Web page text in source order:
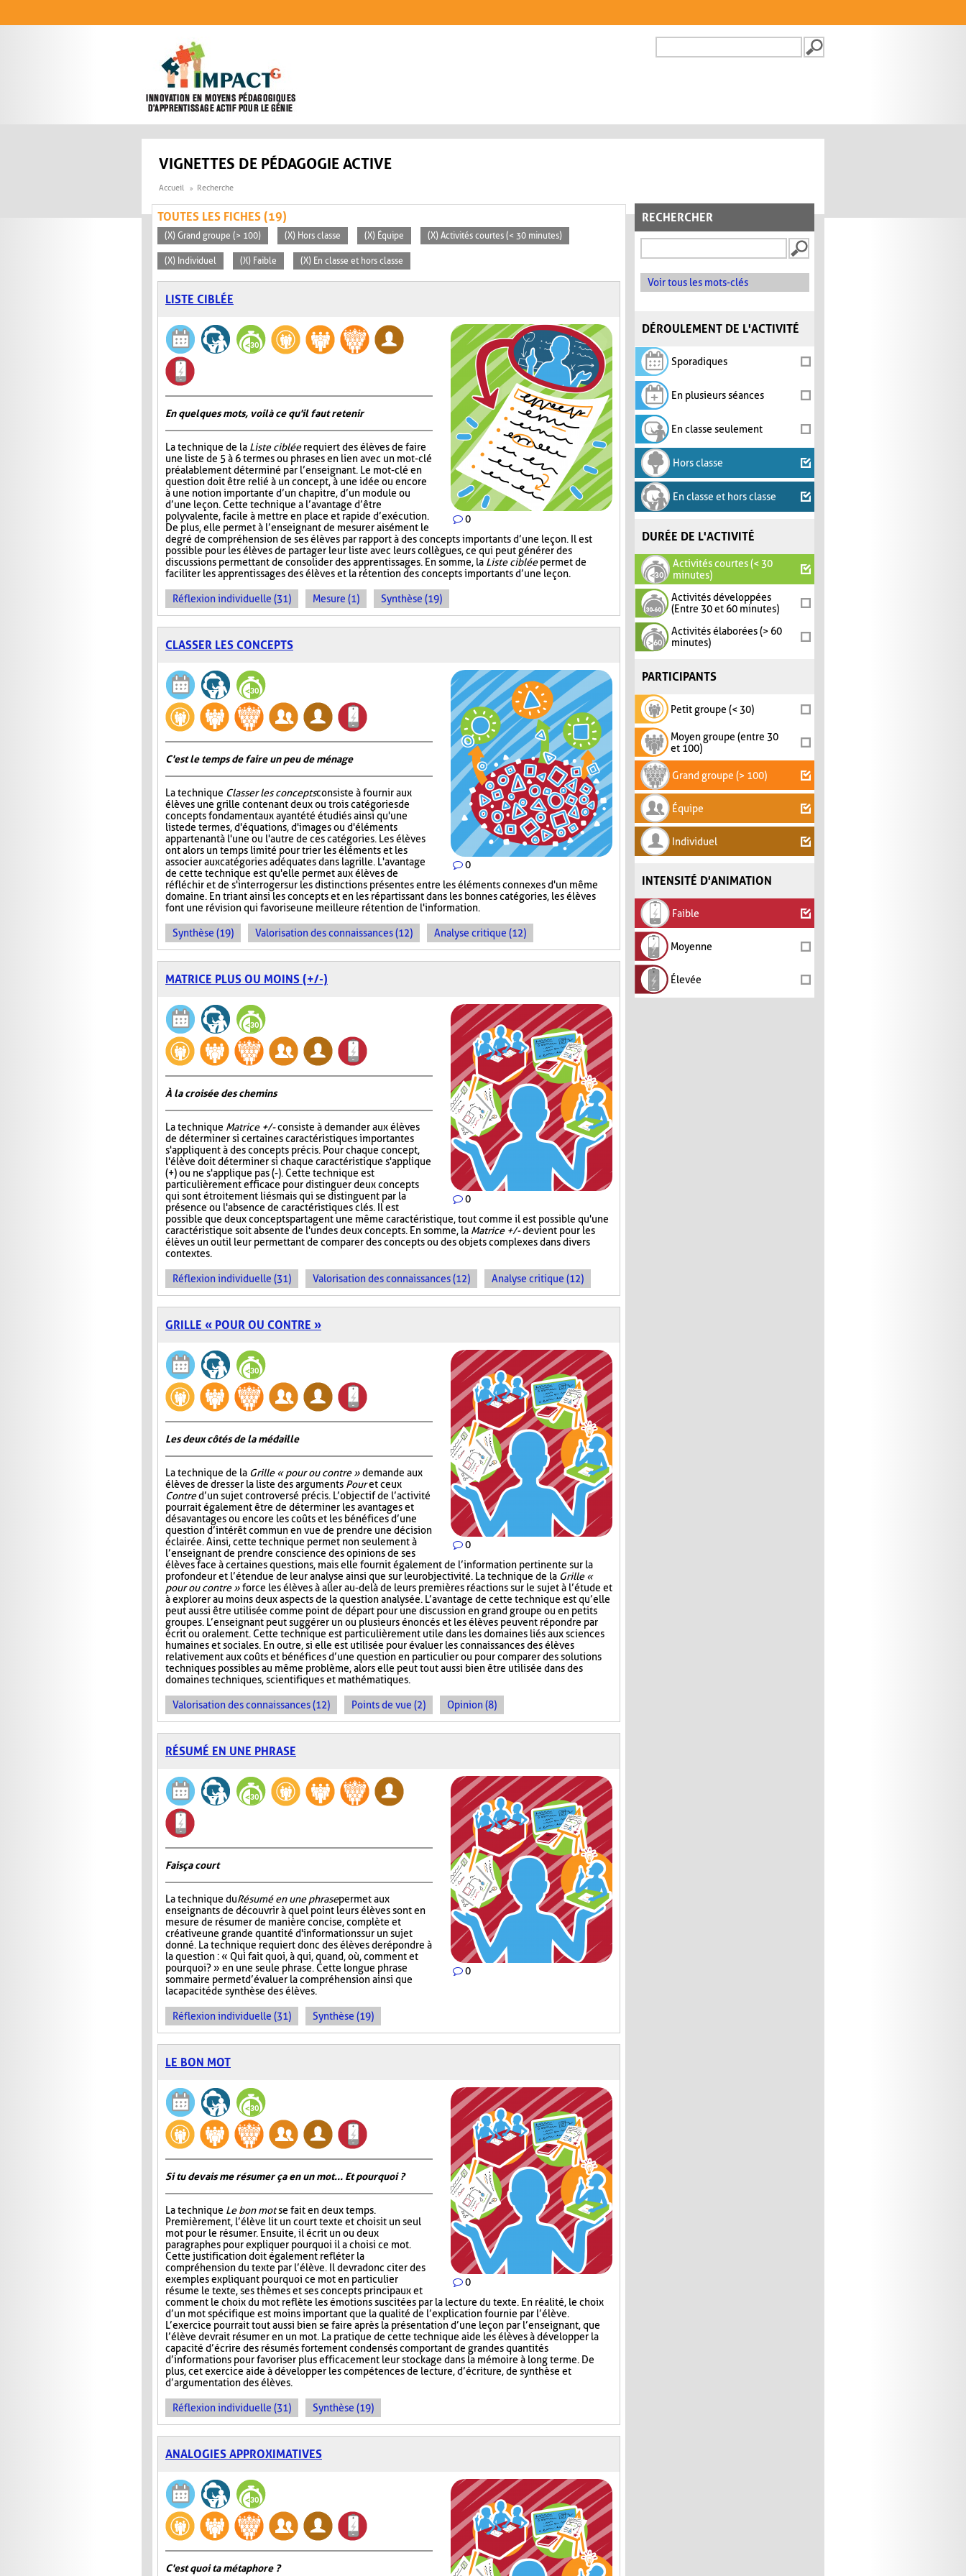
FORMULAIRE DE
VIGNETTES DE PÉDAGOGIE ACTIVE
Accueil Recherche
RECHERCHER
Voir tous les mots-clés
DÉROULEMENT DE L'ACTIVITÉ
Sporadiques
En plusieurs séances
En classe seulement
Hors classe
En classe et hors classe
DURÉE DE L'ACTIVITÉ
Activités courtes (< 30
minutes)
Activités développées
(Entre 30 et 60 minutes)
Activités élaborées (> 60
minutes)
PARTICIPANTS
Petit groupe (< 30)
Moyen groupe (entre 30
et 100)
Grand groupe (> 100)
Équipe
Individuel
INTENSITÉ D'ANIMATION
Faible
Moyenne
Élevée
TOUTES LES FICHES (19)
(X) Grand groupe (> 100) (X) Hors classe (X) Équipe (X) Activités courtes (< 30 minutes)
(X) Individuel (X) Faible (X) En classe et hors classe
LISTE CIBLÉE
0
En quelques mots, voilà ce qu'il faut retenir
La technique de la Liste cibléerequiert des élèves de faire
une liste de 5 à 6 termes ou phrases en lien avec un mot-clé
préalablement déterminé par l’enseignant. Le mot-clé en
question doit être relié à un concept, à une idée ou encore
à une notion importante d’un chapitre, d’un module ou
d’une leçon. Cette technique a l’avantage d’être
polyvalente, facile à mettre en place et rapide d’exécution.
De plus, elle permet à l’enseignant de mesurer aisément le
degré de compréhension de ses élèves par rapport à des concepts importants d’une leçon. Il est
possible pour les élèves de partager leur liste avec leurs collègues, ce qui peut générer des
discussions permettant de consolider des apprentissages. En somme, la Liste cibléepermet de
faciliter les apprentissages des élèves et la rétention des concepts importants d’une leçon.
Réflexion individuelle (31) Mesure (1) Synthèse (19)
CLASSER LES CONCEPTS
0
C'est le temps de faire un peu de ménage
La technique Classer les conceptsconsiste à fournir aux
élèves une grille contenant deux ou trois catégories de
concepts fondamentaux ayant été étudiés ainsi qu'une
liste de termes, d'équations, d'images ou d'éléments
appartenant à l'une ou l'autre de ces catégories. Les élèves
ont alors un temps limité pour trier les éléments et les
associer aux catégories adéquates dans la grille. L'avantage
de cette technique est qu'elle permet aux élèves de
réfléchir et de s'interroger sur les distinctions présentes entre les éléments connexes d'un même
domaine. En triant ainsi les concepts et en les répartissant dans les bonnes catégories, les élèves
font une révision qui favorise une meilleure rétention de l'information.
Synthèse (19) Valorisation des connaissances (12) Analyse critique (12)
MATRICE PLUS OU MOINS (+/-)
0
À la croisée des chemins
La technique Matrice +/-consiste à demander aux élèves
de déterminer si certaines caractéristiques importantes
s'appliquent à des concepts précis. Pour chaque concept,
l'élève doit déterminer si chaque caractéristique s'applique
(+) ou ne s'applique pas (-). Cette technique est
particulièrement efficace pour distinguer deux concepts
qui sont étroitement liés mais qui se distinguent par la
présence ou l'absence de caractéristiques clés. Il est
possible que deux concepts partagent une même caractéristique, tout comme il est possible qu'une
caractéristique soit absente de l'un des deux concepts. En somme, la Matrice +/-devient pour les
élèves un outil leur permettant de comparer des concepts ou des objets complexes dans divers
contextes.
Réflexion individuelle (31) Valorisation des connaissances (12) Analyse critique (12)
GRILLE « POUR OU CONTRE »
0
Les deux côtés de la médaille
La technique de la Grille « pour ou contre »demande aux
élèves de dresser la liste des arguments Pouret ceux
Contred’un sujet controversé précis. L’objectif de l’activité
pourrait également être de déterminer les avantages et
désavantages ou encore les coûts et les bénéfices d’une
question d’intérêt commun en vue de prendre une décision
éclairée. Ainsi, cette technique permet non seulement à
l’enseignant de prendre conscience des opinions de ses
élèves face à certaines questions, mais elle fournit également de l’information pertinente sur la
profondeur et l’étendue de leur analyse ainsi que sur leur objectivité. La technique de la Grille «
pour ou contre »force les élèves à aller au-delà de leurs premières réactions sur le sujet à l’étude et
à explorer au moins deux aspects de la question analysée. L’avantage de cette technique est qu’elle
peut aussi être utilisée comme point de départ pour une discussion en grand groupe ou en petits
groupes. L’enseignant peut suggérer un ou plusieurs énoncés et les élèves peuvent répondre par
écrit ou oralement. Cette technique est particulièrement utile dans les domaines liés aux sciences
humaines et sociales. En outre, si elle est utilisée pour évaluer les connaissances des élèves
relativement aux coûts et bénéfices d’une question en particulier ou pour comparer des solutions
techniques possibles au même problème, alors elle peut tout aussi bien être utilisée dans des
domaines techniques, scientifiques et mathématiques.
Valorisation des connaissances (12) Points de vue (2) Opinion (8)
RÉSUMÉ EN UNE PHRASE
0
Fais ça court
La technique duRésumé en une phrasepermet aux
enseignants de découvrir à quel point leurs élèves sont en
mesure de résumer de manière concise, complète et
créative une grande quantité d'informations sur un sujet
donné. La technique requiert donc des élèves de répondre à
la question : « Qui fait quoi, à qui, quand, où, comment et
pourquoi? » en une seule phrase. Cette longue phrase
sommaire permet d’évaluer la compréhension ainsi que
la capacité de synthèse des élèves.
Réflexion individuelle (31) Synthèse (19)
LE BON MOT
0
Si tu devais me résumer ça en un mot... Et pourquoi ?
La technique Le bon motse fait en deux temps.
Premièrement, l’élève lit un court texte et choisit un seul
mot pour le résumer. Ensuite, il écrit un ou deux
paragraphes pour expliquer pourquoi il a choisi ce mot.
Cette justification doit également refléter la
compréhension du texte par l’élève. Il devra donc citer des
exemples expliquant pourquoi ce mot en particulier
résume le texte, ses thèmes et ses concepts principaux et
comment le choix du mot reflète les émotions suscitées par la lecture du texte. En réalité, le choix
d’un mot spécifique est moins important que la qualité de l’explication fournie par l’élève.
L’exercice pourrait tout aussi bien se faire après la présentation d’une leçon par l’enseignant, que
l’élève devrait résumer en un mot. La pratique de cette technique aide les élèves à développer la
capacité d’écrire des résumés fortement condensés comportant de grandes quantités
d’informations pour favoriser plus efficacement leur stockage dans la mémoire à long terme. De
plus, cet exercice aide à développer les compétences de lecture, d’écriture, de synthèse et
d’argumentation des élèves.
Réflexion individuelle (31) Synthèse (19)
ANALOGIES APPROXIMATIVES
C'est quoi ta métaphore ?